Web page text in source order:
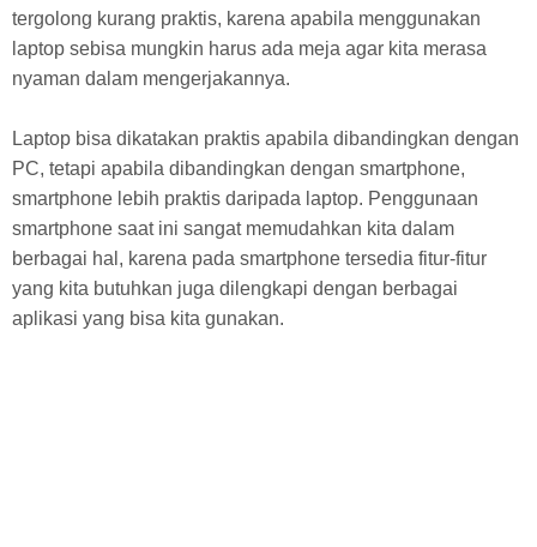
tergolong kurang praktis, karena apabila menggunakan
laptop sebisa mungkin harus ada meja agar kita merasa
nyaman dalam mengerjakannya.
Laptop bisa dikatakan praktis apabila dibandingkan dengan
PC, tetapi apabila dibandingkan dengan smartphone,
smartphone lebih praktis daripada laptop. Penggunaan
smartphone saat ini sangat memudahkan kita dalam
berbagai hal, karena pada smartphone tersedia fitur-fitur
yang kita butuhkan juga dilengkapi dengan berbagai
aplikasi yang bisa kita gunakan.